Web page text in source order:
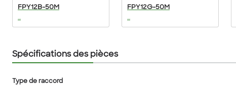
FPY12B-50M
...
FPY12G-50M
...
Spécifications des pièces
Type de raccord